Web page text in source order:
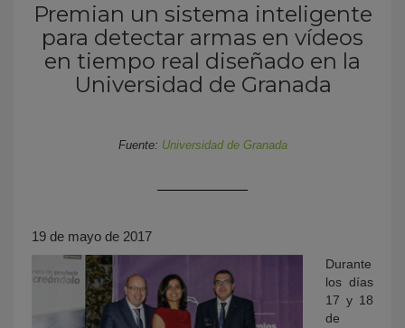
Premian un sistema inteligente
para detectar armas en vídeos
en tiempo real diseñado en la
Universidad de Granada
Fuente: Universidad de Granada
19 de mayo de 2017
Durante
los días
17 y 18
de